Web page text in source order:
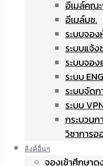
อีเมล์คณ
อีเมล์มช.
ระบบจอ
ระบบแจ้
ระบบจอ
ระบบ
ระบบจัด
ระบบ
กระบวน
วิชาการอ
ลิงค์อื่นๆ
จองเข้าศึกษา